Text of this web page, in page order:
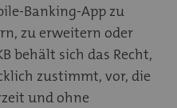
Banking-App zu
zu erweitern oder
behält sich das Recht,
zustimmt, vor, die
und ohne